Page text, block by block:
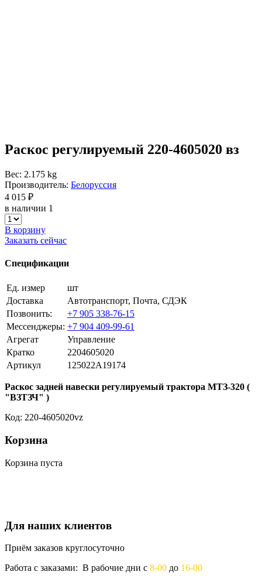
Раскос регулируемый 220-4605020 вз
Вес: 2.175 kg
Производитель: Белоруссия
4 015 ₽
в наличии 1
В корзину
Заказать сейчас
Спецификации
Ед. измер
шт
Доставка
Автотранспорт, Почта, СДЭК
Позвонить:
+7 905 338-76-15
Мессенджеры: +7 904 409-99-61
Агрегат
Управление
Кратко
2204605020
Артикул
125022A19174
Раскос задней навески регулируемый трактора МТЗ-320 (
"ВЗТЗЧ" )
Код: 220-4605020vz
Корзина
Корзина пуста
Для наших клиентов
Приём заказов круглосуточно
Работа с заказами: В рабочие дни с 8-00 до 16-00